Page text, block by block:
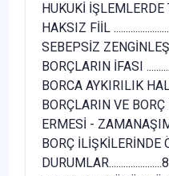
HUKUKİ İŞLEMLERDE
HAKSIZ FİİL
SEBEPSİZ
BORÇLARIN İFASI
BORCA AYKIRILIK
BORÇLARIN VE
ERMESİ -
BORÇ İLİŞKİLERİNDE